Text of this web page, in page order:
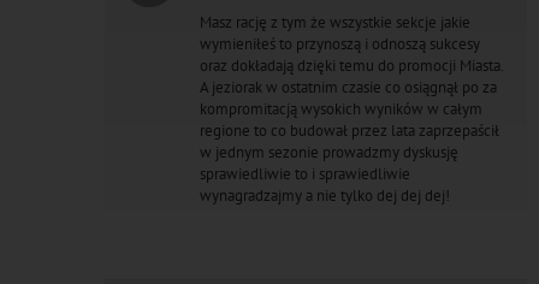
Masz rację z tym że wszystkie sekcje jakie
wymieniłeś to przynoszą i odnoszą sukcesy
oraz dokładają dzięki temu do promocji Miasta.
A jeziorak w ostatnim czasie co osiągnął po za
kompromitacją wysokich wyników w całym
regione to co budował przez lata zaprzepaścił
w jednym sezonie prowadzmy dyskusję
sprawiedliwie to i sprawiedliwie
wynagradzajmy a nie tylko dej dej dej!